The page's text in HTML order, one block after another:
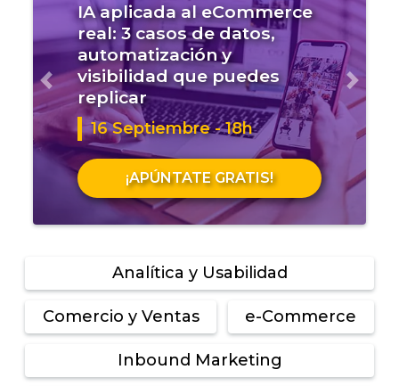
IA aplicada al eCommerce
real: 3 casos de datos,
automatización y
visibilidad que puedes
replicar
16 Septiembre - 18h
¡APÚNTATE GRATIS!
Anterior
Analítica y Usabilidad
Comercio y Ventas e-Commerce
Inbound Marketing